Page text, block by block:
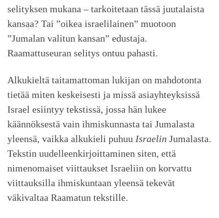
selityksen mukana – tarkoitetaan tässä juutalaista
kansaa? Tai ”oikea israelilainen” muotoon
”Jumalan valitun kansan” edustaja.
Raamattuseuran selitys ontuu pahasti.
Alkukieltä taitamattoman lukijan on mahdotonta
tietää miten keskeisesti ja missä asiayhteyksissä
Israel esiintyy tekstissä, jossa hän lukee
käännöksestä vain ihmiskunnasta tai Jumalasta
yleensä, vaikka alkukieli puhuu Israelin Jumalasta.
Tekstin uudelleenkirjoittaminen siten, että
nimenomaiset viittaukset Israeliin on korvattu
viittauksilla ihmiskuntaan yleensä tekevät
väkivaltaa Raamatun tekstille.